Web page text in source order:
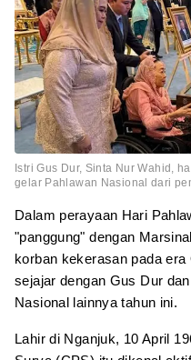
Istri Gus Dur, Sinta Nur Wahid,
gelar Pahlawan Nasional dari
Dalam perayaan Hari
"panggung" dengan
korban kekerasan pada
sejajar dengan Gus Dur
Nasional lainnya tahun ini.
Lahir di Nganjuk, 10 April